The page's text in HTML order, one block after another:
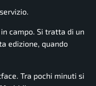
campo. Si tratta di un
edizione, quando
Tra pochi minuti si